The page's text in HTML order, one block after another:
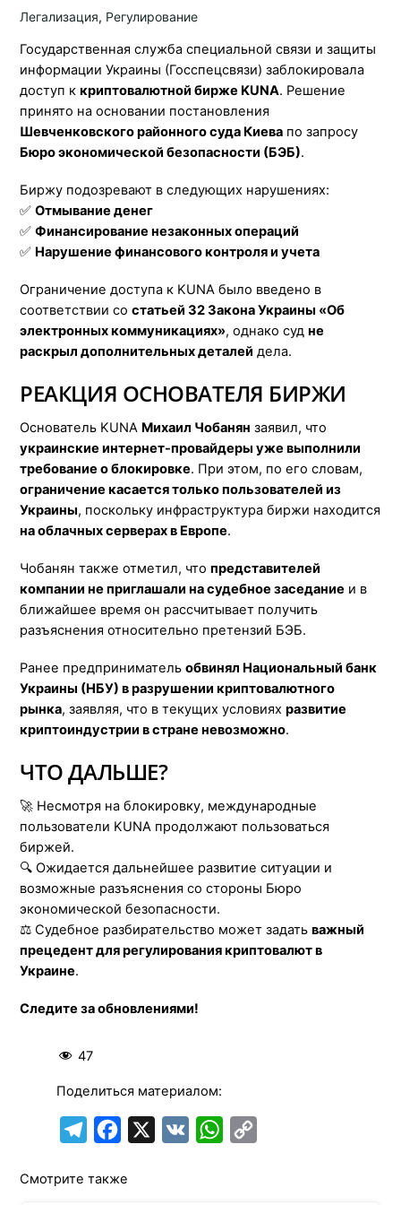
Легализация, Регулирование
Государственная служба специальной связи и защиты
информации Украины (Госспецсвязи) заблокировала
доступ ккриптовалютной бирже KUNA. Решение
принято на основании постановления
Шевченковского районного суда Киева по запросу
Бюро экономической безопасности (БЭБ).
Биржу подозревают в следующих нарушениях:
✅Отмывание денег
✅Финансирование незаконных операций
✅ Нарушение финансового контроля и учета
Ограничение доступа к KUNA было введено в
соответствии состатьей 32 Закона Украины «Об
электронных коммуникациях», однако судне
раскрыл дополнительных деталей дела.
РЕАКЦИЯ ОСНОВАТЕЛЯ БИРЖИ
Основатель KUNA Михаил Чобанян заявил, что
украинские интернет-провайдеры уже выполнили
требование о блокировке. При этом, по его словам,
ограничение касается только пользователей из
Украины, поскольку инфраструктура биржи находится
на облачных серверах в Европе.
Чобанян также отметил, чтопредставителей
компании не приглашали на судебное заседание и в
ближайшее время он рассчитывает получить
разъяснения относительно претензий БЭБ.
Ранее предпринимательобвинял Национальный банк
Украины (НБУ) в разрушении криптовалютного
рынка, заявляя, что в текущих условияхразвитие
криптоиндустрии в стране невозможно.
ЧТО ДАЛЬШЕ?
🚀 Несмотря на блокировку, международные
пользователи KUNA продолжают пользоваться
биржей.
🔍 Ожидается дальнейшее развитие ситуации и
возможные разъяснения со стороны Бюро
экономической безопасности.
⚖️ Судебное разбирательство может задатьважный
прецедент для регулирования криптовалют в
Украине.
Следите за обновлениями!
47
Поделиться материалом:
l
c
W
Смотрите также